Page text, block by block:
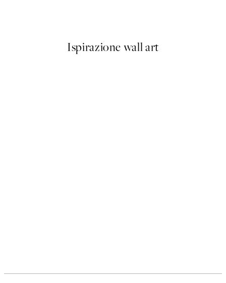
Ispirazione wall art